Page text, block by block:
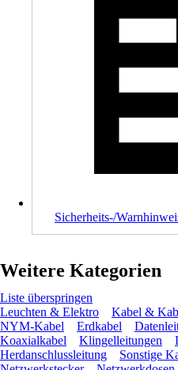
Sicherheits-/
Weitere Kategorien
Liste überspringen
Leuchten & Elektro
Kabel &
NYM-Kabel
Erdkabel
Koaxialkabel
Klingelleitungen
Herdanschlussleitung
Sonstige